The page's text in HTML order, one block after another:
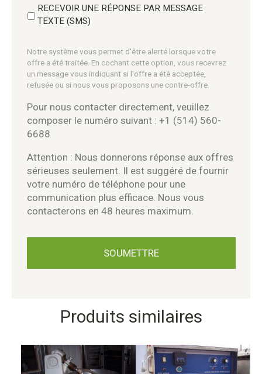
RECEVOIR UNE RÉPONSE PAR MESSAGE
TEXTE (SMS)
Notre système vous permet d'être alerté lorsque votre
offre a été traitée. En cochant cette option, vous recevrez
un message vous indiquant si l'offre a été acceptée,
refusée ou si nous vous proposons une contre-offre.
Pour nous contacter directement, veuillez
composer le numéro suivant : +1 (514) 560-
6688
Attention : Nous donnerons réponse aux offres
sérieuses seulement. Il est suggéré de fournir
votre numéro de téléphone pour une
communication plus efficace. Nous vous
contacterons en 48 heures maximum.
Produits similaires